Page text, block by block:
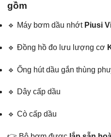
gồm
🔹 Máy bơm dầu nhớt Piusi
🔹 Đồng hồ đo lưu lượng cơ
🔹 Ống hút dầu gắn thùng
🔹 Dây cấp dầu
🔹 Cò cấp dầu